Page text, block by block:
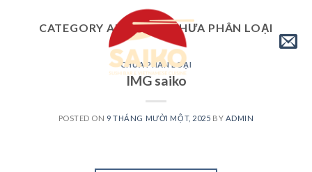
CATEGORY ARCHIVES:CHƯA PHÂN LOẠI
CHƯA PHÂN LOẠI
IMG saiko
POSTED ON 9 THÁNG MƯỜI MỘT, 2025 BY ADMIN